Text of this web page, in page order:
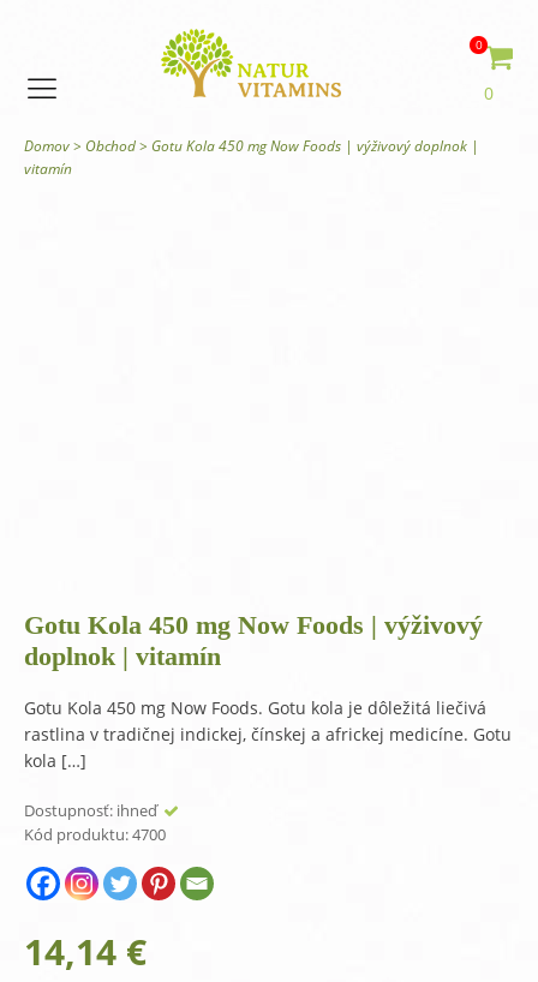
0
0
Domov> Obchod> Gotu Kola 450 mg Now Foods | výživový doplnok |
vitamín
Gotu Kola 450 mg Now Foods | výživový
doplnok | vitamín
Gotu Kola 450 mg Now Foods. Gotu kola je dôležitá liečivá
rastlina v tradičnej indickej, čínskej a africkej medicíne. Gotu
kola […]
Dostupnosť: ihneď
Kód produktu:4700
14,14 €